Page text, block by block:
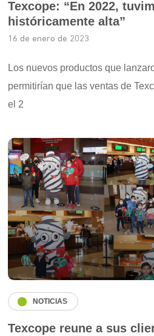
Texcope: “En 2022,
históricamente alta”
16 de enero de 2023
Los nuevos productos que
permitirían que las ventas de
el 2
NOTICIAS
Texcope reune a sus